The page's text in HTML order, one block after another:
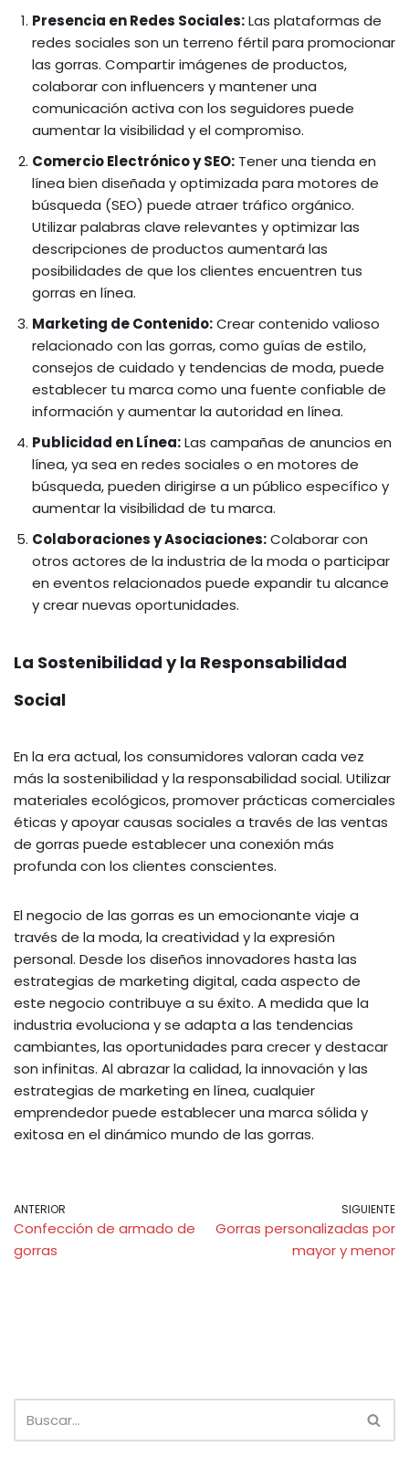
Presencia en Redes Sociales:Las plataformas de
redes sociales son un terreno fértil para promocionar
las gorras. Compartir imágenes de productos,
colaborar con influencers y mantener una
comunicación activa con los seguidores puede
aumentar la visibilidad y el compromiso.
Comercio Electrónico y SEO: Tener una tienda en
línea bien diseñada y optimizada para motores de
búsqueda (SEO) puede atraer tráfico orgánico.
Utilizar palabras clave relevantes y optimizar las
descripciones de productos aumentará las
posibilidades de que los clientes encuentren tus
gorras en línea.
Marketing de Contenido:Crear contenido valioso
relacionado con las gorras, como guías de estilo,
consejos de cuidado y tendencias de moda, puede
establecer tu marca como una fuente confiable de
información y aumentar la autoridad en línea.
Publicidad en Línea:Las campañas de anuncios en
línea, ya sea en redes sociales o en motores de
búsqueda, pueden dirigirse a un público específico y
aumentar la visibilidad de tu marca.
Colaboraciones y Asociaciones:Colaborar con
otros actores de la industria de la moda o participar
en eventos relacionados puede expandir tu alcance
y crear nuevas oportunidades.
La Sostenibilidad y la Responsabilidad
Social
En la era actual, los consumidores valoran cada vez
más la sostenibilidad y la responsabilidad social. Utilizar
materiales ecológicos, promover prácticas comerciales
éticas y apoyar causas sociales a través de las ventas
de gorras puede establecer una conexión más
profunda con los clientes conscientes.
El negocio de las gorras es un emocionante viaje a
través de la moda, la creatividad y la expresión
personal. Desde los diseños innovadores hasta las
estrategias de marketing digital, cada aspecto de
este negocio contribuye a su éxito. A medida que la
industria evoluciona y se adapta a las tendencias
cambiantes, las oportunidades para crecer y destacar
son infinitas. Al abrazar la calidad, la innovación y las
estrategias de marketing en línea, cualquier
emprendedor puede establecer una marca sólida y
exitosa en el dinámico mundo de las gorras.
ANTERIOR
Confección de armado de
gorras
SIGUIENTE
Gorras personalizadas por
mayor y menor